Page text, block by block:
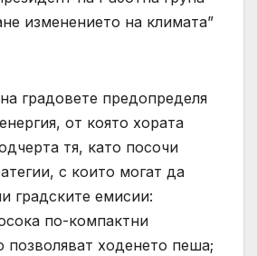
изменението на климата”
градовете предопределя
от която хората
тя, като посочи
с които могат да
градските емисии:
по-компактни
позволяват ходенето пеша;